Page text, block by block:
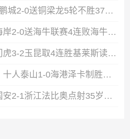
终结2连败！新鹏城2-0送铜梁龙5轮不胜37岁姜至鹏破门韦斯利建功
笑傲德比！西海岸2-0送海牛联赛4连败海牛仍垫底西海岸升至第二
让二追三！津门虎3-2玉昆取4连胜基莱斯读秒绝杀萨尔瓦多破门
换帅后开门红！十人泰山1-0海港泽卡制胜于金永扑点海港三球被吹
近三轮首胜！国安2-1浙江法比奥点射35岁张稀哲制胜王钰栋送助攻